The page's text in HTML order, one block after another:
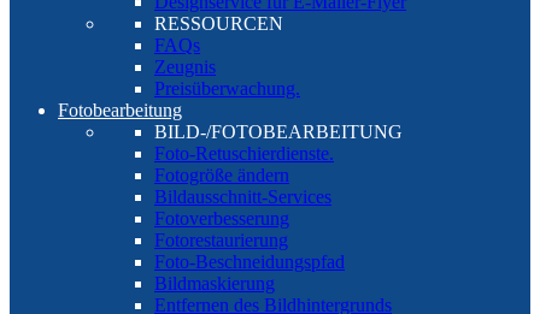
RESSOURCEN
FAQs
Zeugnis
Preisüberwachung.
Fotobearbeitung
BILD-/FOTOBEARBEITUNG
Foto-Retuschierdienste.
Fotogröße ändern
Bildausschnitt-Services
Fotoverbesserung
Fotorestaurierung
Foto-Beschneidungspfad
Bildmaskierung
Entfernen des Bildhintergrunds